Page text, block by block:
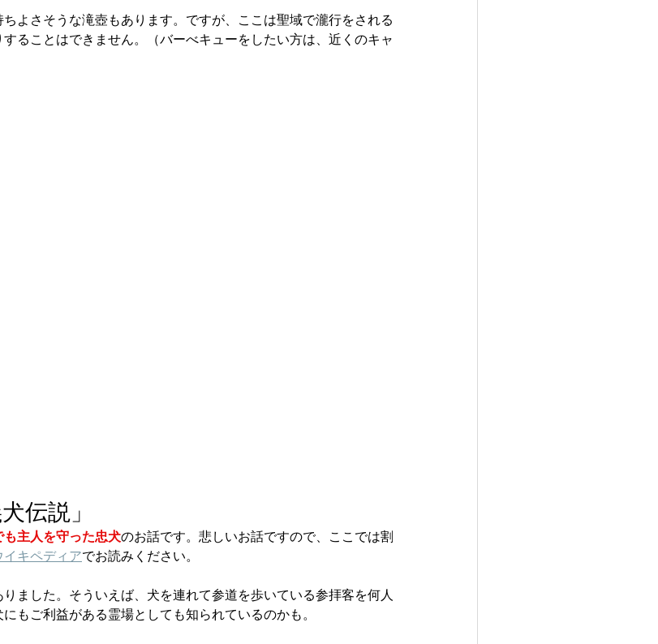
よさそうな滝壺もあります。ですが、ここは聖域で瀧行をされる
ることはできません。（バーべキューをしたい方は、近くのキャ
伝説」
主人を守った忠犬のお話です。悲しいお話ですので、ここでは割
イキペディアでお読みください。
ました。そういえば、犬を連れて参道を歩いている参拝客を何人
もご利益がある霊場としても知られているのかも。